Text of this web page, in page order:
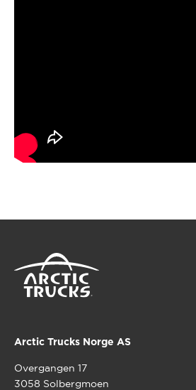
Arctic Trucks Norge AS
Overgangen 17
3058 Solbergmoen